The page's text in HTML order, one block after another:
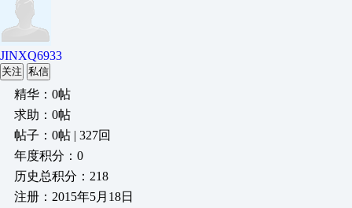
JINXQ6933
关注 私信
精华：0帖
求助：0帖
帖子：0帖 | 327回
年度积分：0
历史总积分：218
注册：2015年5月18日